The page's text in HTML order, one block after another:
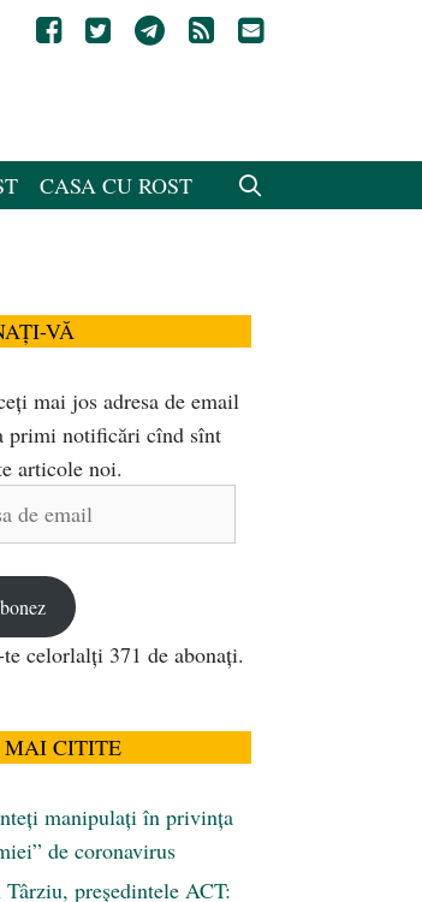
CASA CU ROST
VĂ
mai jos adresa de email
primi notificări cînd sînt
articole noi.
celorlalți 371 de abonați.
MAI CITITE
manipulați în privința
de coronavirus
președintele ACT: